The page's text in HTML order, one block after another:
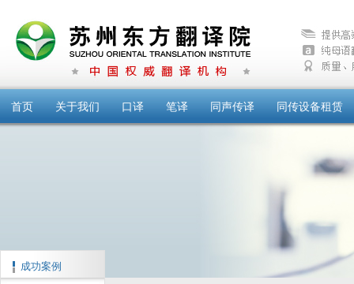
首页 关于我们 口译 笔译 同声传译 同传设备租赁
成功案例